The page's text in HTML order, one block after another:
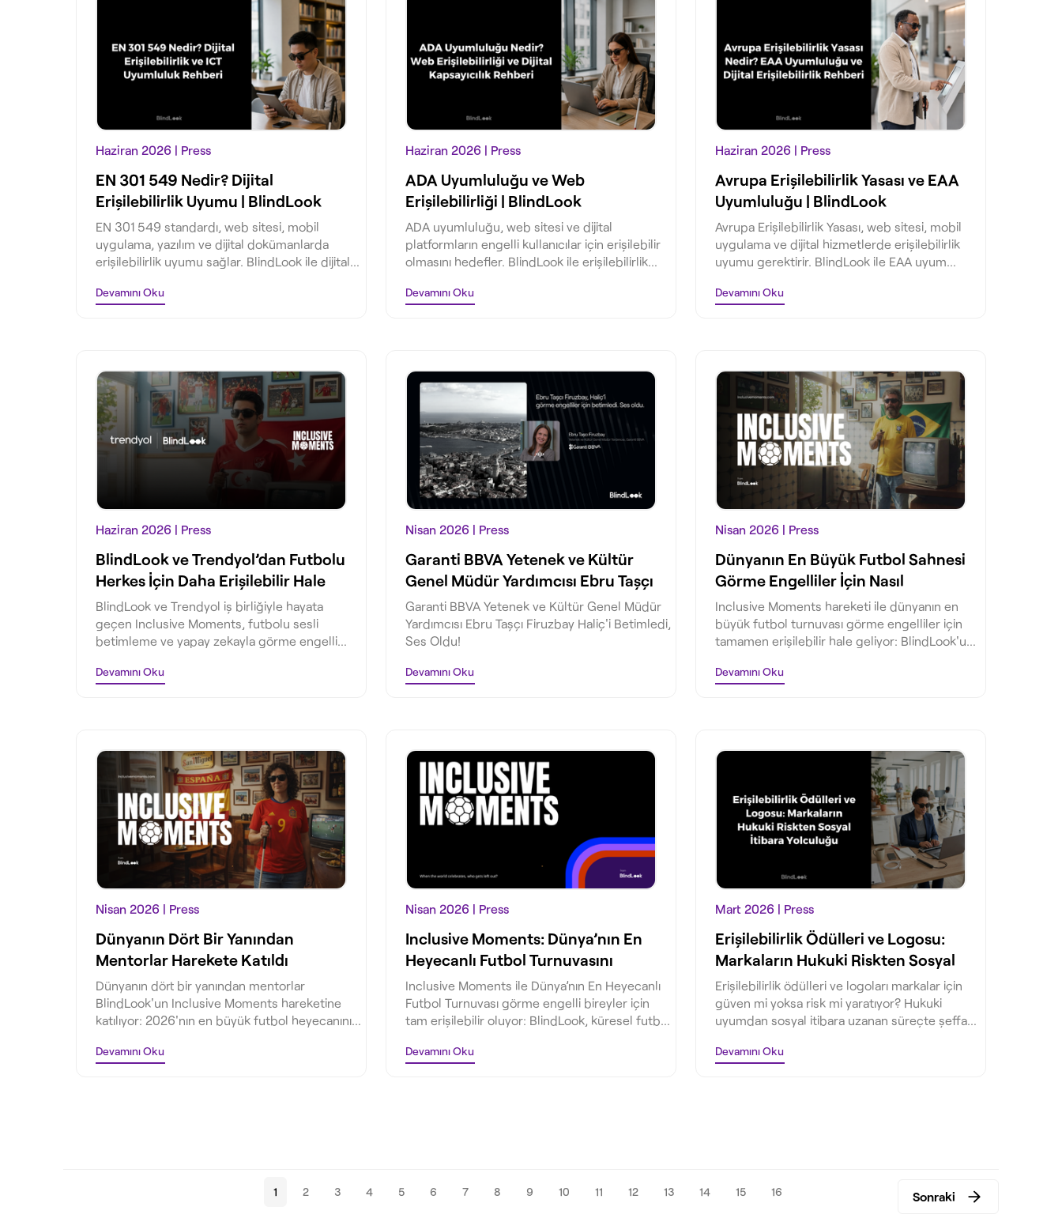
Haziran 2026 | Press
EN 301 549 Nedir? Dijital
Erişilebilirlik Uyumu | BlindLook
EN 301 549 standardı, web sitesi, mobil
uygulama, yazılım ve dijital dokümanlarda
erişilebilirlik uyumu sağlar. BlindLook ile dijital
Devamını Oku
Haziran 2026 | Press
ADA Uyumluluğu ve Web
Erişilebilirliği | BlindLook
ADA uyumluluğu, web sitesi ve dijital
platformların engelli kullanıcılar için erişilebilir
olmasını hedefler. BlindLook ile erişilebilirlik
Devamını Oku
Haziran 2026 | Press
Avrupa Erişilebilirlik Yasası ve EAA
Uyumluluğu | BlindLook
Avrupa Erişilebilirlik Yasası, web sitesi, mobil
uygulama ve dijital hizmetlerde erişilebilirlik
uyumu gerektirir. BlindLook ile EAA uyum
Devamını Oku
Haziran 2026 | Press
BlindLook ve Trendyol’dan Futbolu
Herkes İçin Daha Erişilebilir Hale
Getiren İş Birliği: Inclusive
Moments
BlindLook ve Trendyol iş birliğiyle hayata
geçen Inclusive Moments, futbolu sesli
betimleme ve yapay zekayla görme engelli
Devamını Oku
Nisan 2026 | Press
Garanti BBVA Yetenek ve Kültür
Genel Müdür Yardımcısı Ebru Taşçı
Firuzbay Haliç'i Betimledi, Ses
Oldu!
Garanti BBVA Yetenek ve Kültür Genel Müdür
Yardımcısı Ebru Taşçı Firuzbay Haliç'i Betimledi,
Ses Oldu!
Devamını Oku
Nisan 2026 | Press
Dünyanın En Büyük Futbol Sahnesi
Görme Engelliler İçin Nasıl
"Görünür" Olacak?
Inclusive Moments hareketi ile dünyanın en
büyük futbol turnuvası görme engelliler için
tamamen erişilebilir hale geliyor: BlindLook'un
hedefiyle futbol heyecanını herkes için eşit
Devamını Oku
Nisan 2026 | Press
Dünyanın Dört Bir Yanından
Mentorlar Harekete Katıldı
2026’nın En Büyük Futbol
Heyecanı Artık Herkes İçin
Dünyanın dört bir yanından mentorlar
BlindLook'un Inclusive Moments hareketine
katılıyor: 2026'nın en büyük futbol heyecanını
engelli bireyler için tam erişilebilir kılan küresel
Devamını Oku
Nisan 2026 | Press
Inclusive Moments: Dünya’nın En
Heyecanlı Futbol Turnuvasını
Herkes İçin Gerçekten Erişilebilir
Hale Getirmek
Inclusive Moments ile Dünya’nın En Heyecanlı
Futbol Turnuvası görme engelli bireyler için
tam erişilebilir oluyor: BlindLook, küresel futbol
haline getiriyor.
Devamını Oku
Mart 2026 | Press
Erişilebilirlik Ödülleri ve Logosu:
Markaların Hukuki Riskten Sosyal
İtibara Yolculuğu
Erişilebilirlik ödülleri ve logoları markalar için
güven mi yoksa risk mi yaratıyor? Hukuki
uyumdan sosyal itibara uzanan süreçte şeffaf
Devamını Oku
1 2 3 4 5 6 7 8 9 10 11 12 13 14 15 16 Sonraki